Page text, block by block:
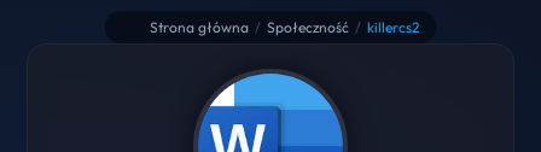
Strona główna / Społeczność / killercs2